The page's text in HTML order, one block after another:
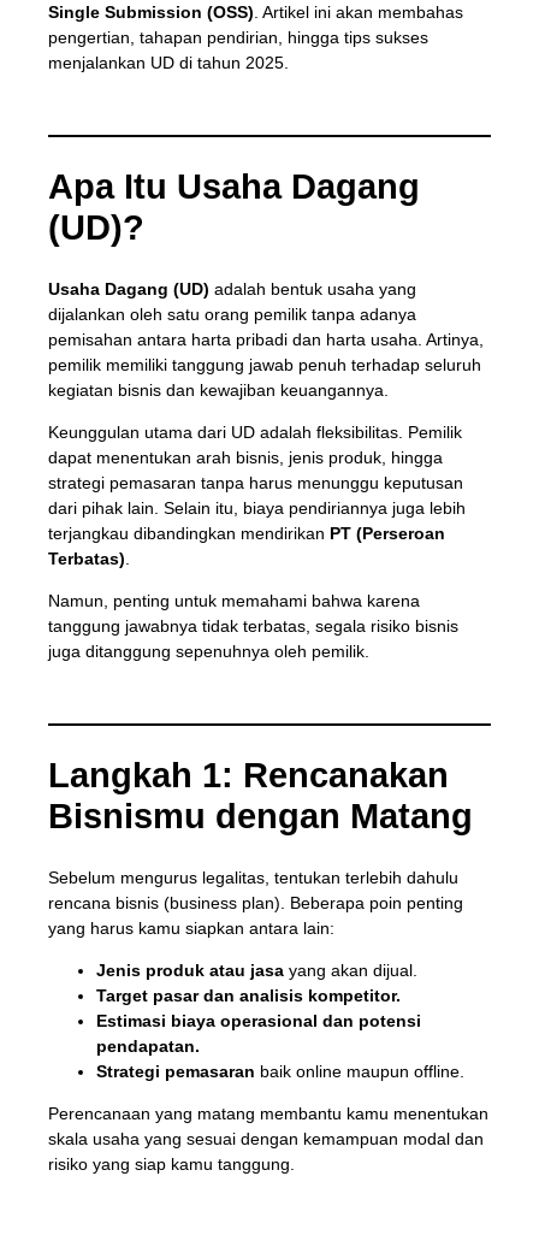
Single Submission (OSS) . Artikel ini akan membahas
pengertian, tahapan pendirian, hingga tips sukses
menjalankan UD di tahun 2025.
Apa Itu Usaha Dagang
(UD)?
Usaha Dagang (UD) adalah bentuk usaha yang
dijalankan oleh satu orang pemilik tanpa adanya
pemisahan antara harta pribadi dan harta usaha. Artinya,
pemilik memiliki tanggung jawab penuh terhadap seluruh
kegiatan bisnis dan kewajiban keuangannya.
Keunggulan utama dari UD adalah fleksibilitas. Pemilik
dapat menentukan arah bisnis, jenis produk, hingga
strategi pemasaran tanpa harus menunggu keputusan
dari pihak lain. Selain itu, biaya pendiriannya juga lebih
terjangkau dibandingkan mendirikan PT (Perseroan
Terbatas)
Namun, penting untuk memahami bahwa karena
tanggung jawabnya tidak terbatas, segala risiko bisnis
juga ditanggung sepenuhnya oleh pemilik.
Langkah 1: Rencanakan
Bisnismu dengan Matang
Sebelum mengurus legalitas, tentukan terlebih dahulu
rencana bisnis (business plan). Beberapa poin penting
yang harus kamu siapkan antara lain:
Jenis produk atau jasayang akan dijual.
Target pasar dan analisis kompetitor.
Estimasi biaya operasional dan potensi
pendapatan.
Strategi pemasaran baik online maupun offline.
Perencanaan yang matang membantu kamu menentukan
skala usaha yang sesuai dengan kemampuan modal dan
risiko yang siap kamu tanggung.